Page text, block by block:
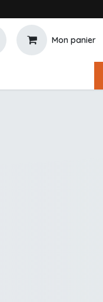
Mon panier